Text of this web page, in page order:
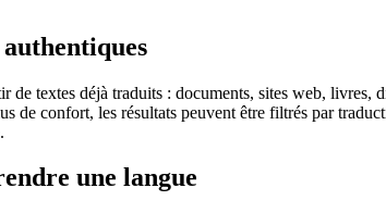
authentiques
de textes déjà traduits : documents, sites web,
de confort, les résultats peuvent être filtrés par
une langue